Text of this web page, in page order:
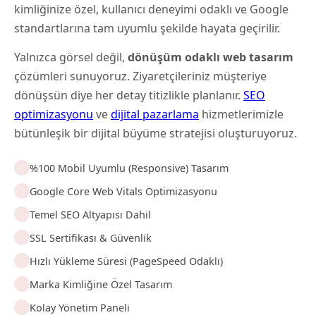
kimliğinize özel, kullanıcı deneyimi odaklı ve Google
standartlarına tam uyumlu şekilde hayata geçirilir.
Yalnızca görsel değil, dönüşüm odaklı web tasarım
çözümleri sunuyoruz. Ziyaretçileriniz müşteriye
dönüşsün diye her detay titizlikle planlanır. SEO
optimizasyonu vedijital pazarlama hizmetlerimizle
bütünleşik bir dijital büyüme stratejisi oluşturuyoruz.
%100 Mobil Uyumlu (Responsive) Tasarım
Google Core Web Vitals Optimizasyonu
Temel SEO Altyapısı Dahil
SSL Sertifikası & Güvenlik
Hızlı Yükleme Süresi (PageSpeed Odaklı)
Marka Kimliğine Özel Tasarım
Kolay Yönetim Paneli